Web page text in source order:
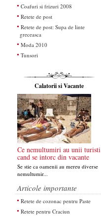
Coafuri si frizuri 2008
Retete de post
Retete de post: Supa de linte
greceasca
Moda 2010
Tunsori
Calatorii si Vacante
Ce nemultumiri au unii turisti
cand se intorc din vacante
Se stie ca oamenii au mereu diverse
nemultumir...
Articole importante
Retete de cozonac pentru Paste
Retete pentru Craciun